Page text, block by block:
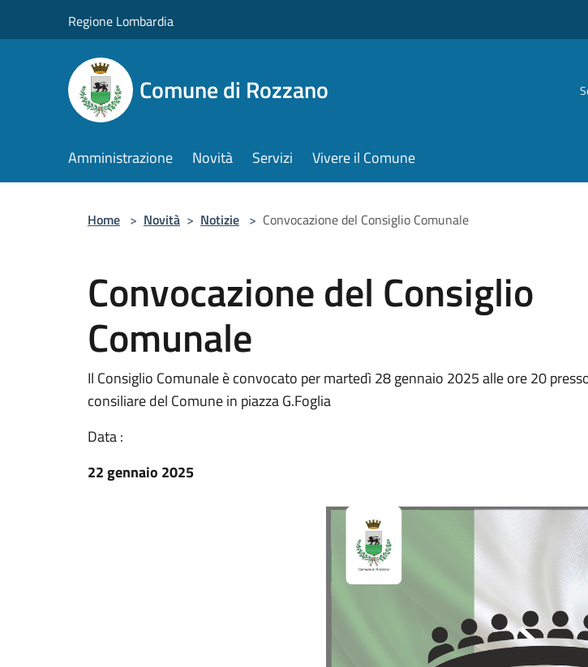
Regione Lombardia
Comune di Rozzano
Amministrazione Novità Servizi Vivere il Comune
Home > Novità > Notizie > Convocazione del Consiglio Comunale
Convocazione del Consiglio
Comunale
Il Consiglio Comunale è convocato per martedì 28 gennaio 2025 alle ore 20
consiliare del Comune in piazza G.Foglia
Data :
22 gennaio 2025